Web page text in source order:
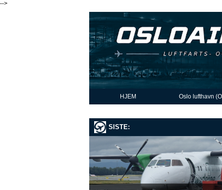
-->
HJEM Oslo lufthavn
SISTE: